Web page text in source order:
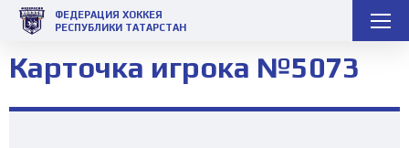
ФЕДЕРАЦИЯ ХОККЕЯ
РЕСПУБЛИКИ ТАТАРСТАН
Карточка игрока №5073